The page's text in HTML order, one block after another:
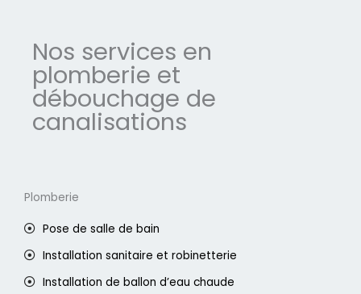
Nos services en
plomberie et
débouchage de
canalisations
Plomberie
Pose de salle de bain
Installation sanitaire et robinetterie
Installation de ballon d’eau chaude